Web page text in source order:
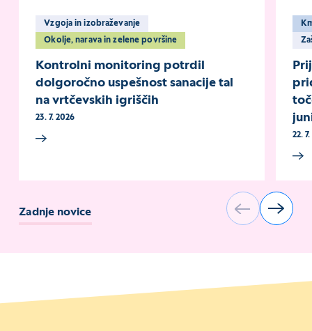
Zadnje novice
Vzgoja in izobraževanje
Okolje, narava in zelene površine
Kontrolni monitoring potrdil
dolgoročno uspešnost sanacije tal
na vrtčevskih igriščih
23. 7. 2026
22.